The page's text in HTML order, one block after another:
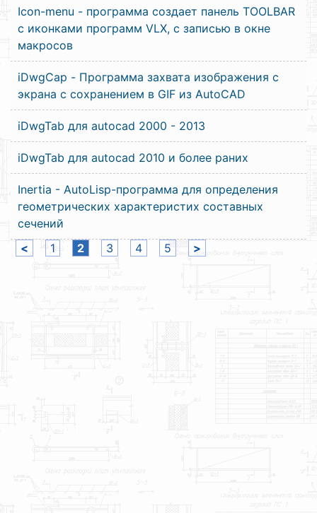
Icon-menu - программа создает панель TOOLBAR
с иконками программ VLX, с записью в окне
макросов
iDwgCap - Программа захвата изображения с
экрана с сохранением в GIF из AutoCAD
iDwgTab для autocad 2000 - 2013
iDwgTab для autocad 2010 и более раних
Inertia - AutoLisp-программа для определения
геометрических характеристих составных
сечений
<
1 2 3 4 5 >